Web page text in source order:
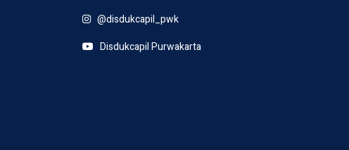
@disdukcapil_pwk
Disdukcapil Purwakarta